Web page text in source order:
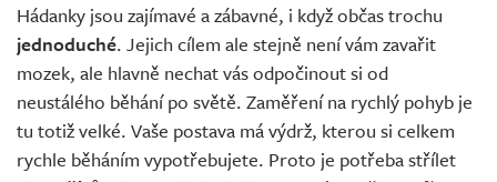
Hádanky jsou zajímavé a zábavné, i když občas trochu
jednoduché. Jejich cílem ale stejně není vám zavařit
mozek, ale hlavně nechat vás odpočinout si od
neustálého běhání po světě. Zaměření na rychlý pohyb je
tu totiž velké. Vaše postava má výdrž, kterou si celkem
rychle běháním vypotřebujete. Proto je potřeba střílet